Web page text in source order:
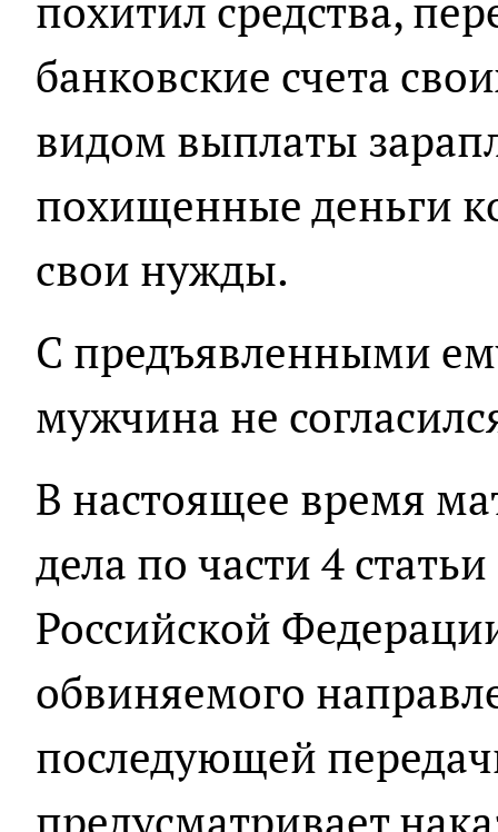
банковские счета
видом выплаты
похищенные деньги
свои нужды.
С предъявленными
мужчина не
В настоящее время
дела по части 4
Российской
обвиняемого
последующей